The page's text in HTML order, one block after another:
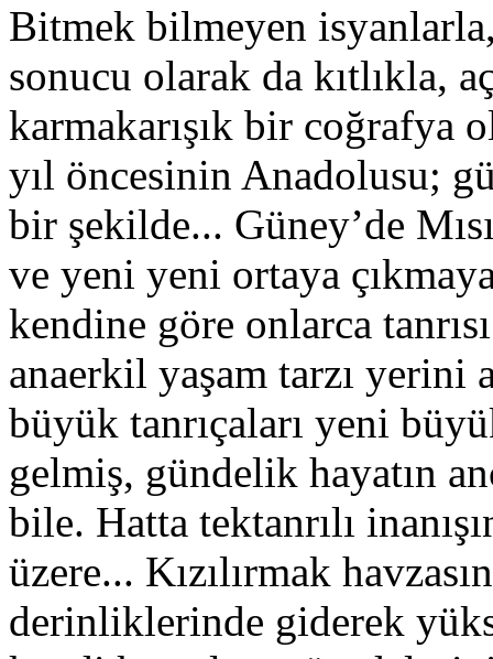
Bitmek bilmeyen
sonucu olarak da kıtlıkla,
karmakarışık bir coğrafya
yıl öncesinin Anadolusu;
bir şekilde... Güney’de
ve yeni yeni ortaya
kendine göre onlarca
anaerkil yaşam tarzı yerini
büyük tanrıçaları yeni
gelmiş, gündelik hayatın
bile. Hatta tektanrılı
üzere... Kızılırmak
derinliklerinde giderek